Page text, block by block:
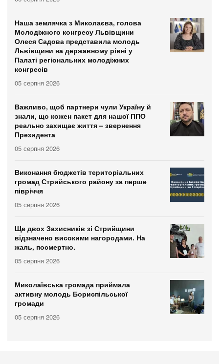
Наша землячка з Миколаєва, голова
Молодіжного конгресу Львівщини
Олеся Садова представила молодь
Львівщини на державному рівні у
Палаті регіональних молодіжних
конгресів
05 серпня 2026
Важливо, щоб партнери чули Україну й
знали, що кожен пакет для нашої ППО
реально захищає життя – звернення
Президента
05 серпня 2026
Виконання бюджетів територіальних
громад Стрийського району за перше
півріччя
05 серпня 2026
Ще двох Захисників зі Стрийщини
відзначено високими нагородами. На
жаль, посмертно.
05 серпня 2026
Миколаївська громада приймала
активну молодь Бориспільської
громади
05 серпня 2026